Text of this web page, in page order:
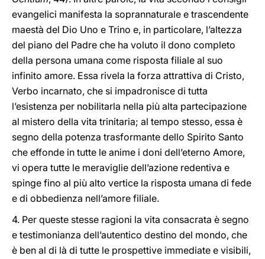
evangelici manifesta la soprannaturale e trascendente
maestà del Dio Uno e Trino e, in particolare, l’altezza
del piano del Padre che ha voluto il dono completo
della persona umana come risposta filiale al suo
infinito amore. Essa rivela la forza attrattiva di Cristo,
Verbo incarnato, che si impadronisce di tutta
l’esistenza per nobilitarla nella più alta partecipazione
al mistero della vita trinitaria; al tempo stesso, essa è
segno della potenza trasformante dello Spirito Santo
che effonde in tutte le anime i doni dell’eterno Amore,
vi opera tutte le meraviglie dell’azione redentiva e
spinge fino al più alto vertice la risposta umana di fede
e di obbedienza nell’amore filiale.
4. Per queste stesse ragioni la vita consacrata è segno
e testimonianza dell’autentico destino del mondo, che
è ben al di là di tutte le prospettive immediate e visibili,